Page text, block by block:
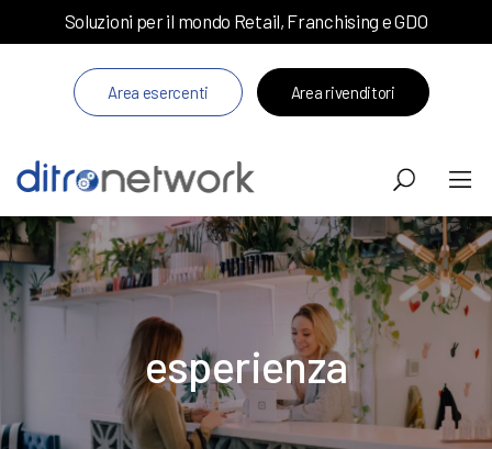
Soluzioni per il mondo Retail, Franchising e GDO
Area esercenti Area rivenditori
esperienza